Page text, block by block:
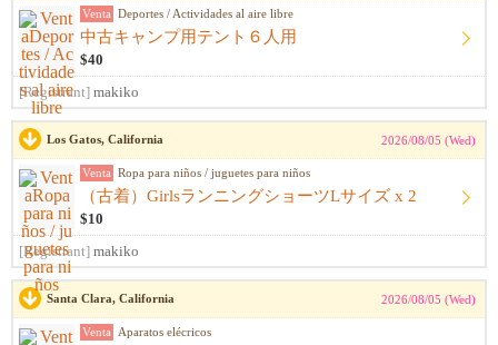
Venta Deportes / Actividades al aire libre
中古キャンプ用テント６人用
$40
[Registrant] makiko
Los Gatos, California 2026/08/05 (Wed)
Venta Ropa para niños / juguetes para niños
（古着）GirlsランニングショーツLサイズ x 2
$10
[Registrant] makiko
Santa Clara, California 2026/08/05 (Wed)
Venta Aparatos elécricos